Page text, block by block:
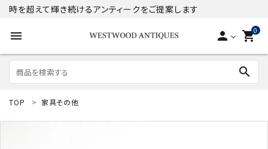
時を超えて輝き続けるアンティークをご提案します
menu person 0
shopping_cart
search
TOP 家具その他